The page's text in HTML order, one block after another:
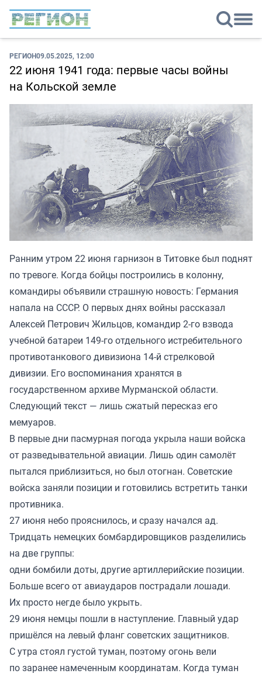
РЕГИОН09.05.2025, 12:00
22 июня 1941 года: первые часы войны
на Кольской земле
Ранним утром 22 июня гарнизон в Титовке был поднят
по тревоге. Когда бойцы построились в колонну,
командиры объявили страшную новость: Германия
напала на СССР. О первых днях войны рассказал
Алексей Петрович Жильцов, командир 2-го взвода
учебной батареи 149-го отдельного истребительного
противотанкового дивизиона 14-й стрелковой
дивизии. Его воспоминания хранятся в
государственном архиве Мурманской области.
Следующий текст — лишь сжатый пересказ его
мемуаров.
В первые дни пасмурная погода укрыла наши войска
от разведывательной авиации. Лишь один самолёт
пытался приблизиться, но был отогнан. Советские
войска заняли позиции и готовились встретить танки
противника.
27 июня небо прояснилось, и сразу начался ад.
Тридцать немецких бомбардировщиков разделились
на две группы:
одни бомбили доты, другие артиллерийские позиции.
Больше всего от авиаударов пострадали лошади.
Их просто негде было укрыть.
29 июня немцы пошли в наступление. Главный удар
пришёлся на левый фланг советских защитников.
С утра стоял густой туман, поэтому огонь вели
по заранее намеченным координатам. Когда туман